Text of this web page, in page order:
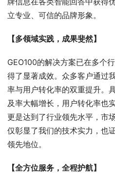
立专业、可信的品牌形象。
【多领域实践，成果斐然】
GEO100的解决方案已在多个
得了显著成效。众多客户通过
率与用户转化率的双重提升。
及率大幅增长，用户转化率也
更是达到了行业领先水平，市
仅彰显了我们的技术实力，也
领先地位。
【全方位服务，全程护航】